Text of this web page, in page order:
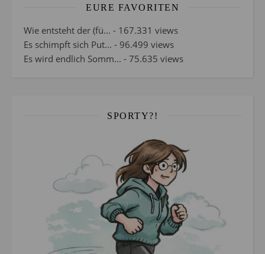
EURE FAVORITEN
Wie entsteht der (fü... - 167.331 views
Es schimpft sich Put... - 96.499 views
Es wird endlich Somm... - 75.635 views
SPORTY?!